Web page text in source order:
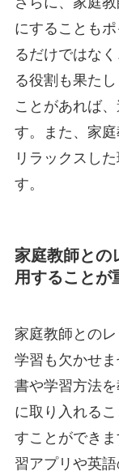
にすることも
るだけではな
る役割も果た
ことがあれば
す。また、家庭
リラックスし
す。
家庭教師との
用することが
家庭教師との
学習も欠かせ
書や学習方法
に取り入れる
すことができ
習アプリや英